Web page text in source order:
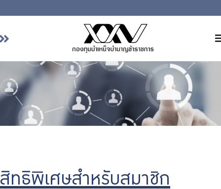
หน้าหลัก
เกี่ยวกับ กบข.
บริการสมาชิก
ลงทุน
รายงานผลการดำเนินงาน
สิทธิพิเศษสำหรับสมาชิก